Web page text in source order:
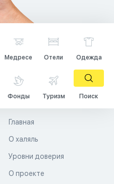
Медресе Отели Одежда
Фонды Туризм Поиск
Главная
О халяль
Уровни доверия
О проекте